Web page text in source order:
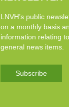
LNVH’s public
on a monthly basis
information relating
general news items.
Subscribe